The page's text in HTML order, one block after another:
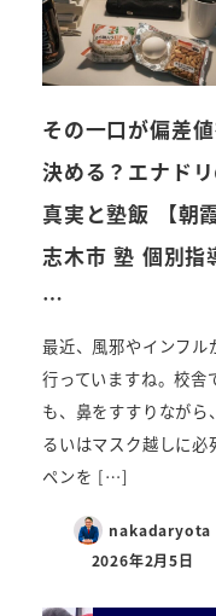
その一口が偏差
決める？エナド
真実と塾飯 【朝
志木市 塾 個別指
…
最近、風邪やインフル
行っていますね。校舎
も、鼻をすすりながら
るいはマスク越しに必
ペンを […]
nakadaryota
2026年2月5日